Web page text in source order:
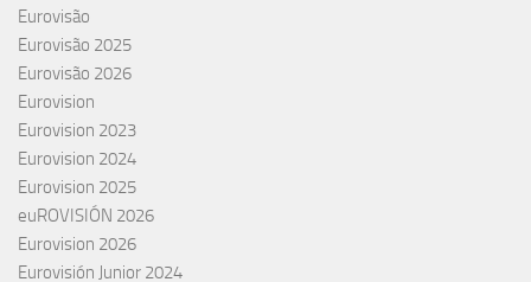
Eurovisão
Eurovisão 2025
Eurovisão 2026
Eurovision
Eurovision 2023
Eurovision 2024
Eurovision 2025
euROVISIÓN 2026
Eurovision 2026
Eurovisión Junior 2024